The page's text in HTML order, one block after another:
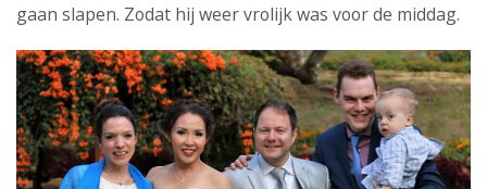
gaan slapen. Zodat hij weer vrolijk was voor de middag.